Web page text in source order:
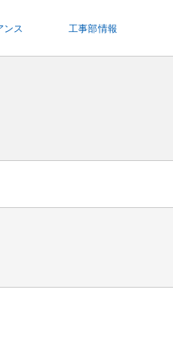
ンス 工事部情報